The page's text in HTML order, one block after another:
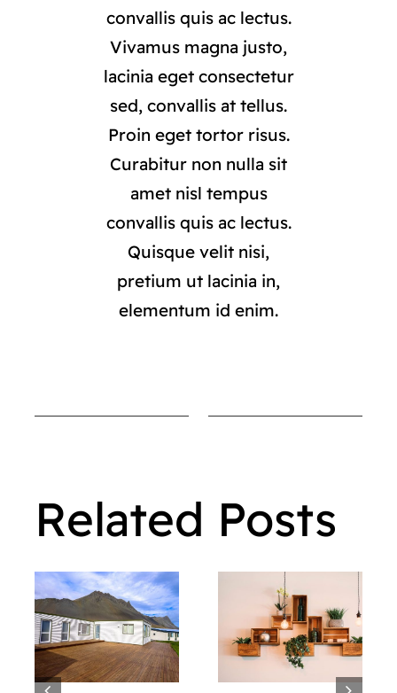
convallis quis ac lectus.
Vivamus magna justo,
lacinia eget consectetur
sed, convallis at tellus.
Proin eget tortor risus.
Curabitur non nulla sit
amet nisl tempus
convallis quis ac lectus.
Quisque velit nisi,
pretium ut lacinia in,
elementum id enim.
Related Posts